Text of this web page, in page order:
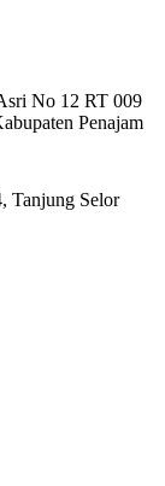
No 12 RT 009
Penajam
Tanjung Selor